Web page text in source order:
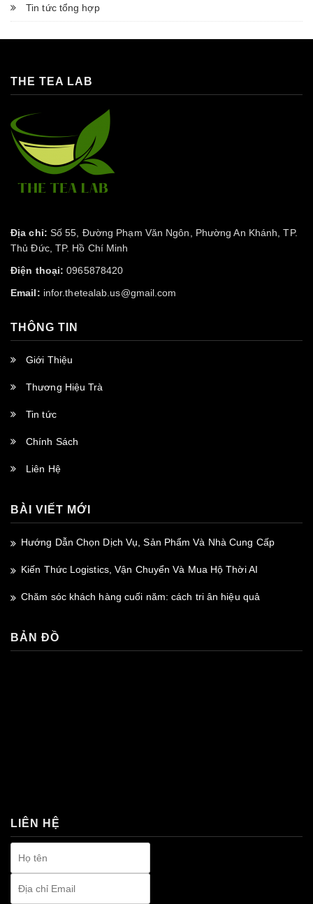
Tin tức tổng hợp
THE TEA LAB
Địa chỉ: Số 55, Đường Phạm Văn Ngôn, Phường An Khánh, TP.
Thủ Đức, TP. Hồ Chí Minh
Điện thoại: 0965878420
Email: infor.thetealab.us@gmail.com
THÔNG TIN
Giới Thiệu
Thương Hiệu Trà
Tin tức
Chính Sách
Liên Hệ
BÀI VIẾT MỚI
Hướng Dẫn Chọn Dịch Vụ, Sản Phẩm Và Nhà Cung Cấp
Kiến Thức Logistics, Vận Chuyển Và Mua Hộ Thời AI
Chăm sóc khách hàng cuối năm: cách tri ân hiệu quả
BẢN ĐỒ
LIÊN HỆ